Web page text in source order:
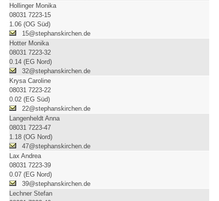
Hollinger Monika
08031 7223-15
1.06 (OG Süd)
15@stephanskirchen.de
Hotter Monika
08031 7223-32
0.14 (EG Nord)
32@stephanskirchen.de
Krysa Caroline
08031 7223-22
0.02 (EG Süd)
22@stephanskirchen.de
Langenheldt Anna
08031 7223-47
1.18 (OG Nord)
47@stephanskirchen.de
Lax Andrea
08031 7223-39
0.07 (EG Nord)
39@stephanskirchen.de
Lechner Stefan